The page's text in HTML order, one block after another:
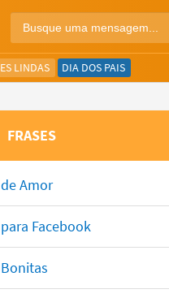
LINDAS DIA DOS PAIS
FRASES
Amor
Facebook